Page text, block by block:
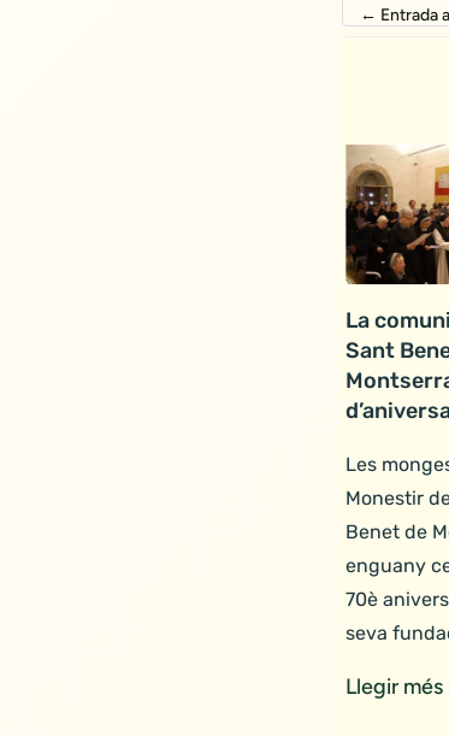
← Entrada
La
Sant
Les
Monestir
Benet de
enguany
70è
seva
Llegir més